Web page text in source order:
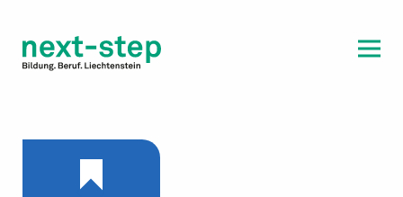
Beratung & Unterstützung